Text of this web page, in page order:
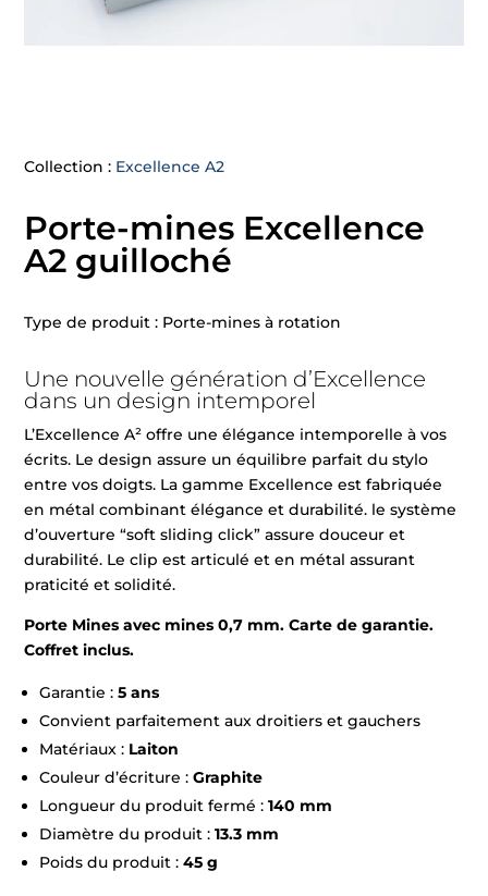
Collection : Excellence A2
Porte-mines Excellence
A2 guilloché
Type de produit : Porte-mines à rotation
Une nouvelle génération d’Excellence
dans un design intemporel
L’Excellence A² offre une élégance intemporelle à vos
écrits. Le design assure un équilibre parfait du stylo
entre vos doigts. La gamme Excellence est fabriquée
en métal combinant élégance et durabilité. le système
d’ouverture “soft sliding click” assure douceur et
durabilité. Le clip est articulé et en métal assurant
praticité et solidité.
Porte Mines avec mines 0,7 mm. Carte de garantie.
Coffret inclus.
Garantie :5 ans
Convient parfaitement aux droitiers et gauchers
Matériaux : Laiton
Couleur d’écriture :Graphite
Longueur du produit fermé :140 mm
Diamètre du produit :13.3 mm
Poids du produit :45 g